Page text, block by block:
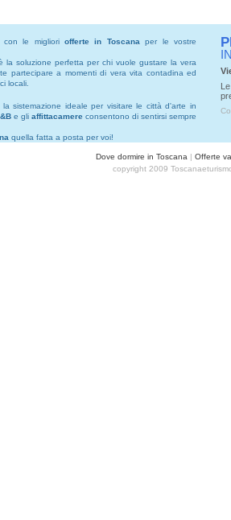
con le migliori offerte in Toscana per le vostre
la soluzione perfetta per chi vuole gustare la vera
partecipare a momenti di vera vita contadina ed
locali.
sistemazione ideale per visitare le città d'arte in
e gli affittacamere consentono di sentirsi sempre
quella fatta a posta per voi!
Dove dormire in Toscana | Offerte
copyright 2009